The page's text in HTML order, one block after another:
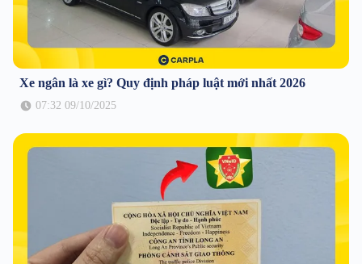
Xe ngân là xe gì? Quy định pháp luật mới nhất 2026
07:32 09/10/2025